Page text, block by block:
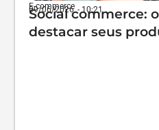
E-commerce
09/06/2026 - 10:21
Social commerce:
destacar seus